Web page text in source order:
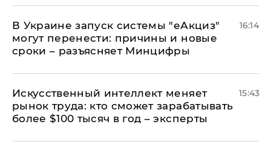
В Украине запуск системы "еАкциз"
могут перенести: причины и новые
сроки – разъясняет Минцифры
16:14
Искусственный интеллект меняет
рынок труда: кто сможет зарабатывать
более $100 тысяч в год – эксперты
15:43